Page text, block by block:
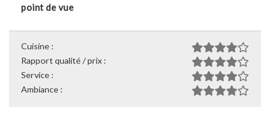
point de vue
Cuisine :
Rapport qualité / prix :
Service :
Ambiance :